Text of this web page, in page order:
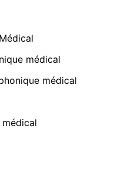
médical
médical
médical